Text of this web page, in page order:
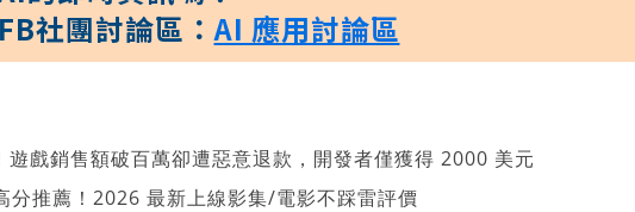
社團討論區：AI 應用討論區
遊戲銷售額破百萬卻遭惡意退款，開發者僅獲得 2000 美元
分推薦！2026 最新上線影集/電影不踩雷評價